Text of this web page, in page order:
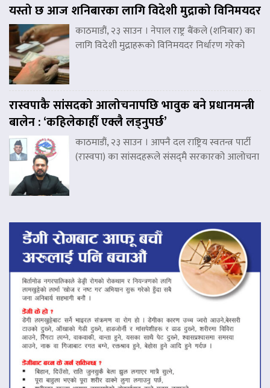
यस्तो छ आज शनिबारका लागि विदेशी मुद्राको विनिमयदर
काठमाडौं, २३ साउन । नेपाल राष्ट्र बैंकले (शनिबार) का
लागि विदेशी मुद्राहरूको विनिमयदर निर्धारण गरेको
रास्वपाकै सांसदको आलोचनापछि भावुक बने प्रधानमन्त्री
बालेन : ‘कहिलेकाहीँ एक्लै लड्नुपर्छ’
काठमाडौं, २३ साउन । आफ्नै दल राष्ट्रिय स्वतन्त्र पार्टी
(रास्वपा) का सांसदहरूले संसद्‌मै सरकारको आलोचना